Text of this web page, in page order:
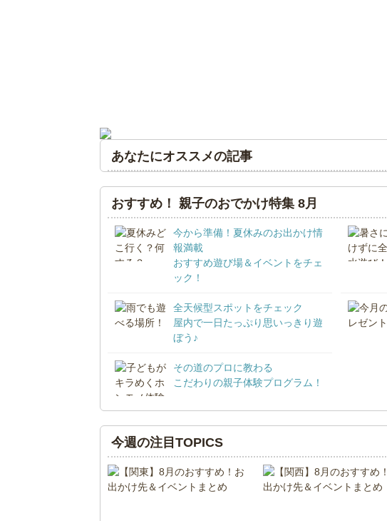
あなたにオススメの記事
おすすめ！ 親子のおでかけ特集 8月
今から準備！夏休みのお出かけ情
報満載
おすすめ遊び場＆イベントをチェ
ック！
全天候型スポットをチェック
屋内で一日たっぷり思いっきり遊
ぼう♪
その道のプロに教わる
こだわりの親子体験プログラム！
今週の注目TOPICS